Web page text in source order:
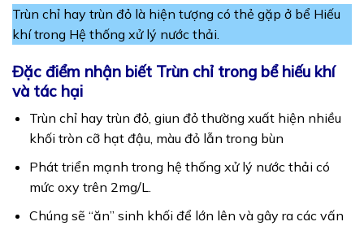
Trùn chỉ hay trùn đỏ là hiện tượng có thẻ gặp ở bể Hiếu
khí trong Hệ thống xử lý nước thải.
Đặc điểm nhận biết Trùn chỉ trong bể hiếu khí
và tác hại
Trùn chỉ hay trùn đỏ, giun đỏ thường xuất hiện nhiều
khối tròn cỡ hạt đậu, màu đỏ lẫn trong bùn
Phát triển mạnh trong hệ thống xử lý nước thải có
mức oxy trên 2mg/L.
Chúng sẽ “ăn” sinh khối để lớn lên và gây ra các vấn